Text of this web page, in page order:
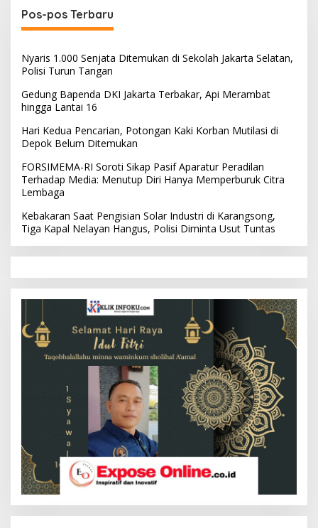
Pos-pos Terbaru
Nyaris 1.000 Senjata Ditemukan di Sekolah Jakarta Selatan,
Polisi Turun Tangan
Gedung Bapenda DKI Jakarta Terbakar, Api Merambat
hingga Lantai 16
Hari Kedua Pencarian, Potongan Kaki Korban Mutilasi di
Depok Belum Ditemukan
FORSIMEMA-RI Soroti Sikap Pasif Aparatur Peradilan
Terhadap Media: Menutup Diri Hanya Memperburuk Citra
Lembaga
Kebakaran Saat Pengisian Solar Industri di Karangsong,
Tiga Kapal Nelayan Hangus, Polisi Diminta Usut Tuntas